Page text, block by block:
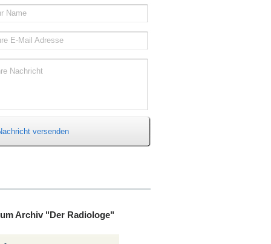
Name
E-Mail Adresse
Nachricht
versenden
Archiv "Der Radiologe"